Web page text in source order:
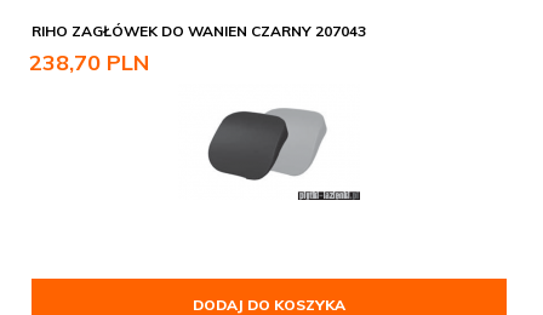
RIHO ZAGŁÓWEK DO WANIEN CZARNY 207043
238,70 PLN
DODAJ DO KOSZYKA